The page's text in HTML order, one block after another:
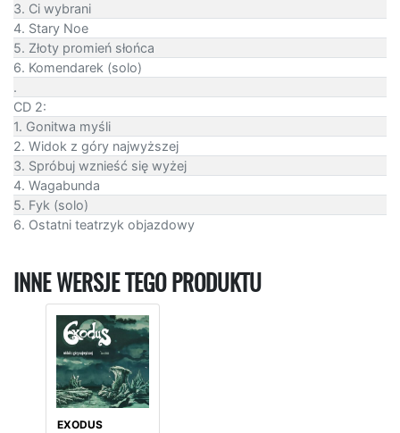
3. Ci wybrani
4. Stary Noe
5. Złoty promień słońca
6. Komendarek (solo)
.
CD 2:
1. Gonitwa myśli
2. Widok z góry najwyższej
3. Spróbuj wznieść się wyżej
4. Wagabunda
5. Fyk (solo)
6. Ostatni teatrzyk objazdowy
INNE WERSJE TEGO PRODUKTU
EXODUS